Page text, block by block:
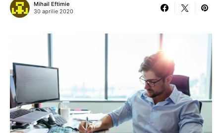
Mihail Eftimie
30 aprilie 2020